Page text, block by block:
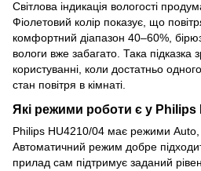
Світлова індикація вологості
Фіолетовий колір показує, що
комфортний діапазон 40–60%,
вологи вже забагато. Така підказка
користуванні, коли достатньо
стан повітря в кімнаті.
Які режими роботи є у Philips
Philips HU4210/04 має режими Auto,
Автоматичний режим добре
прилад сам підтримує заданий